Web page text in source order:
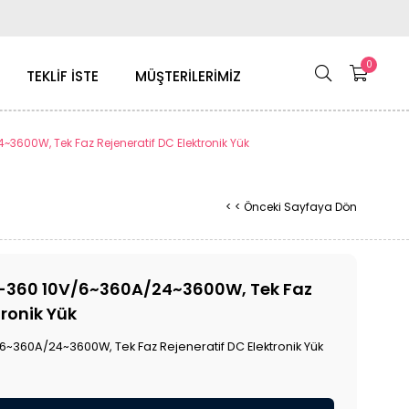
0
TEKLİF İSTE MÜŞTERİLERİMİZ
Tek Faz Rejeneratif DC Elektronik Yük
< < Önceki Sayfaya Dön
10V/6~360A/24~3600W, Tek Faz
Yük
24~3600W, Tek Faz Rejeneratif DC Elektronik Yük